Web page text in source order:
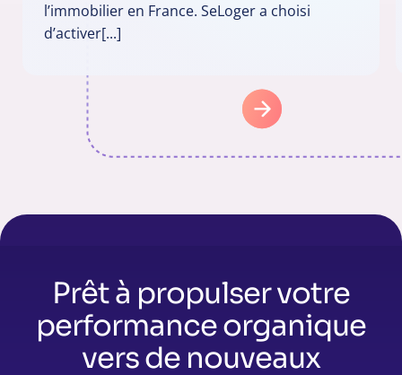
l’immobilier en France. SeLoger a choisi
d’activer[...]
Prêt à propulser votre
performance organique
vers de nouveaux